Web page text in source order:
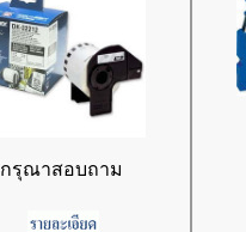
กรุณาสอบถาม